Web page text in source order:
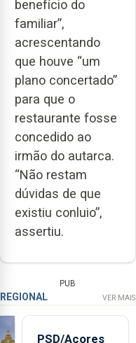
benefício do
familiar”,
acrescentando
que houve “um
plano concertado”
para que o
restaurante fosse
concedido ao
irmão do autarca.
“Não restam
dúvidas de que
existiu conluio”,
assertiu.
PUB
REGIONAL VER MAIS
PSD/Açores